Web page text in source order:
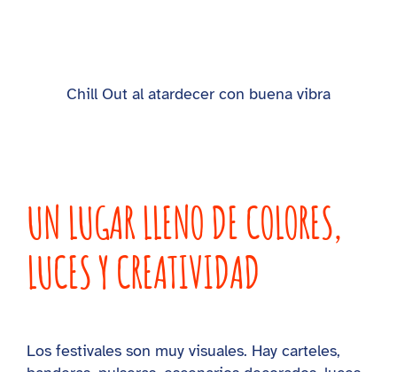
Chill Out al atardecer con buena vibra
UN LUGAR LLENO DE COLORES,
LUCES Y CREATIVIDAD
Los festivales son muy visuales. Hay carteles,